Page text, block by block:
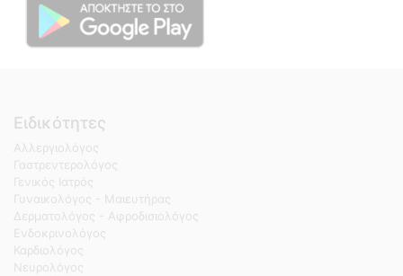
Ειδικότητες
Αλλεργιολόγος
Γαστρεντερολόγος
Γενικός Ιατρός
Γυναικολόγος - Μαιευτήρας
Δερματολόγος - Αφροδισιολόγος
Ενδοκρινολόγος
Καρδιολόγος
Νευρολόγος